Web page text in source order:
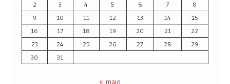
2
3 4 5 6 7
8
9
10 11 12 13 14
15
16
17 18 19 20 21
22
23
24 25 26 27 28
29
30
31
« maio